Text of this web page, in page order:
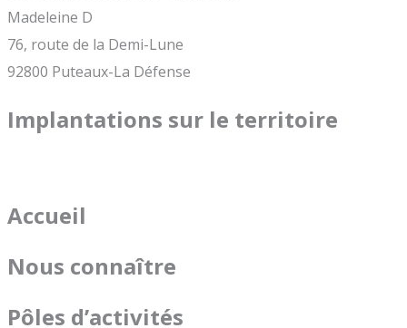
Madeleine D
76, route de la Demi-Lune
92800 Puteaux-La Défense
Implantations sur le territoire
Accueil
Nous connaître
Pôles d’activités